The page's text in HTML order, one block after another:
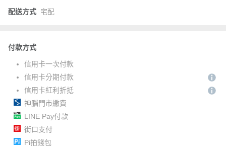
配送方式 宅配
付款方式
信用卡一次付款
信用卡分期付款
信用卡紅利折抵
神腦門市繳費
LINE Pay付款
街口支付
Pi拍錢包